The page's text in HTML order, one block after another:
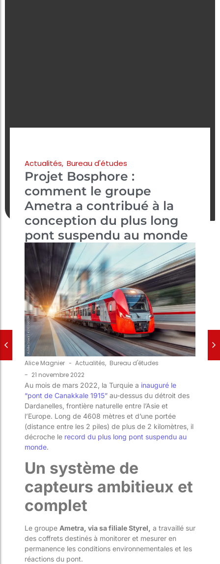
Actualités, Bureau d'études
Projet Bosphore :
comment le groupe
Ametra a contribué à la
conception du plus long
pont suspendu au monde
Alice Magnier - Actualités, Bureau d'études
- 21 novembre 2022
Au mois de mars 2022, la Turquie a inauguré le
“pont de Canakkale 1915” au-dessus du détroit des
Dardanelles, frontière naturelle entre l’Asie et
l’Europe. Long de 4608 mètres et d’une portée
(distance entre les 2 piles) de plus de 2 kilomètres, il
décroche le record du plus long pont suspendu au
monde.
Un système de
capteurs ambitieux et
complet
Le groupe Ametra, via sa filiale Styrel, a travaillé sur
des coffrets destinés à monitorer et mesurer en
permanence les conditions environnementales et les
réactions du pont.